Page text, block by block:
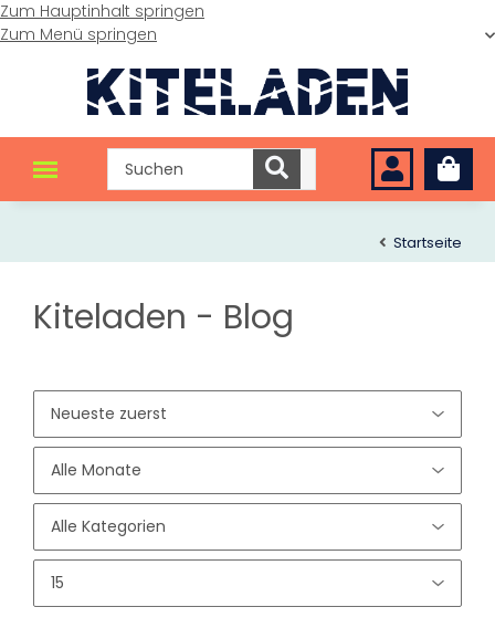
Zum Hauptinhalt springen
Zum Menü springen
Startseite
Kiteladen - Blog